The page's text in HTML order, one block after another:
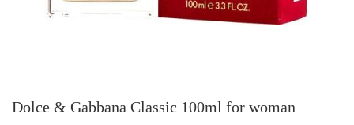
Dolce & Gabbana Classic 100ml for woman